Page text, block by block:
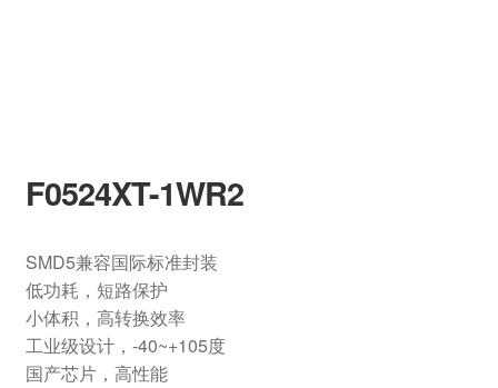
F0524XT-1WR2
SMD5兼容国际标准封装
低功耗，短路保护
小体积，高转换效率
工业级设计，-40~+105度
国产芯片，高性能